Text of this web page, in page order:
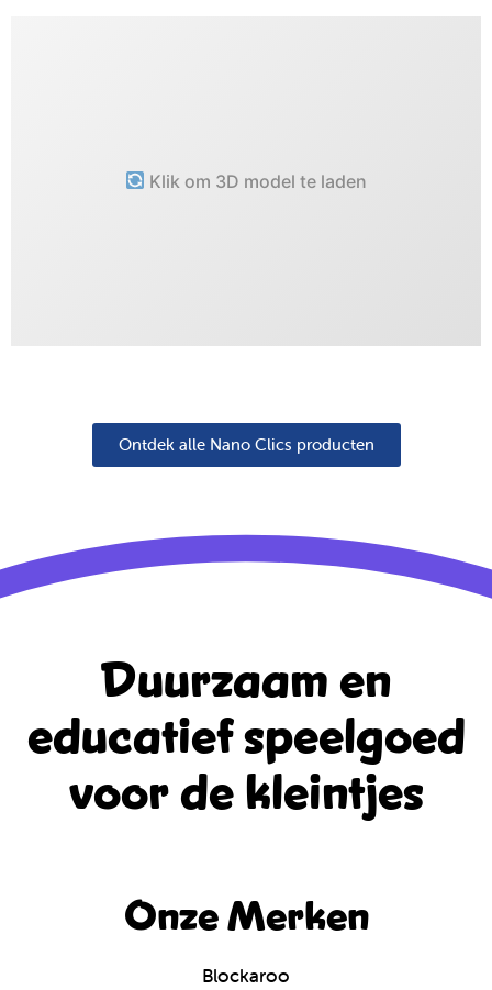
Klik om 3D model te laden
Ontdek alle Nano Clics producten
Duurzaam en
educatiefspeelgoed
voor de kleintjes
Onze Merken
Blockaroo